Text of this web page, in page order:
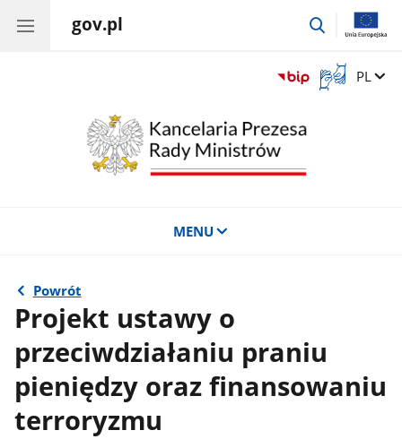
gov.pl
przejdź
Otwórz
okno
Zmień
PL
MENU
Powrót
Projekt ustawy o
przeciwdziałaniu praniu
pieniędzy oraz finansowaniu
terroryzmu